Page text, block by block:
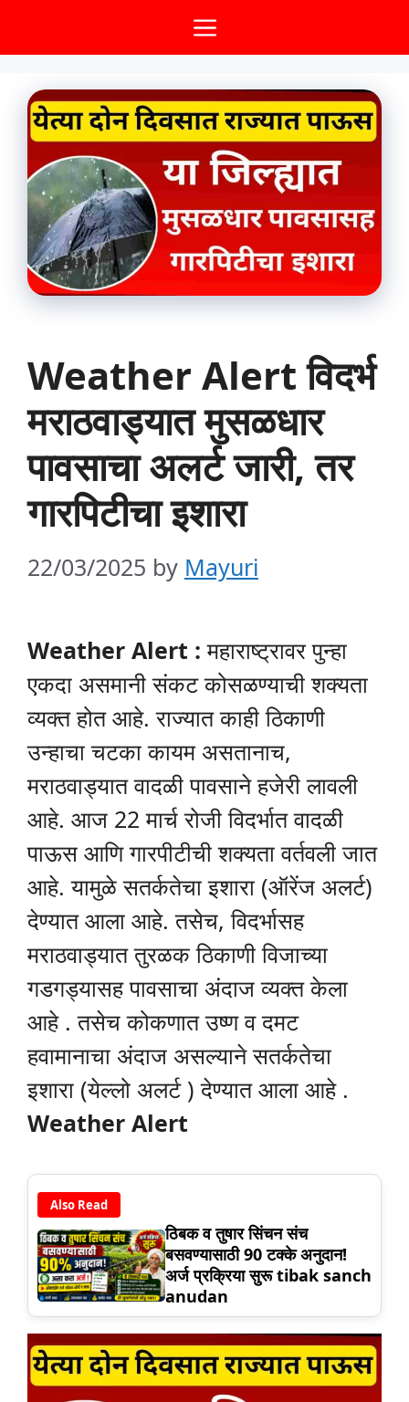
to
content
Menu
Weather Alert विदर्भ
मराठवाड्यात मुसळधार
पावसाचा अलर्ट जारी, तर
गारपिटीचा इशारा
22/03/2025 by Mayuri
Weather Alert : महाराष्ट्रावर पुन्हा
एकदा असमानी संकट कोसळण्याची शक्यता
व्यक्त होत आहे. राज्यात काही ठिकाणी
उन्हाचा चटका कायम असतानाच,
मराठवाड्यात वादळी पावसाने हजेरी लावली
आहे. आज 22 मार्च रोजी विदर्भात वादळी
पाऊस आणि गारपीटीची शक्यता वर्तवली जात
आहे. यामुळे सतर्कतेचा इशारा (ऑरेंज अलर्ट)
देण्यात आला आहे. तसेच, विदर्भासह
मराठवाड्यात तुरळक ठिकाणी विजाच्या
गडगड्यासह पावसाचा अंदाज व्यक्त केला
आहे . तसेच कोकणात उष्ण व दमट
हवामानाचा अंदाज असल्याने सतर्कतेचा
इशारा (येल्लो अलर्ट ) देण्यात आला आहे .
Weather Alert
Also Read
ठिबक व तुषार सिंचन संच
बसवण्यासाठी 90 टक्के अनुदान!
अर्ज प्रक्रिया सुरू tibak sanch
anudan